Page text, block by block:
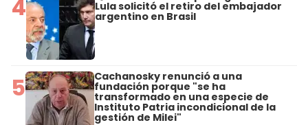
4 Lula solicitó el retiro del embajador
argentino en Brasil
5 Cachanosky renunció a una
fundación porque "se ha
transformado en una especie de
Instituto Patria incondicional de la
gestión de Milei"